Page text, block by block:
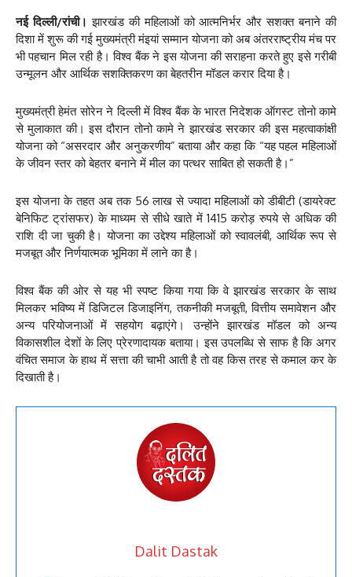
नई दिल्ली/रांची। झारखंड की महिलाओं को आत्मनिर्भर और सशक्त बनाने की
दिशा में शुरू की गई मुख्यमंत्री मंइयां सम्मान योजना को अब अंतरराष्ट्रीय मंच पर
भी पहचान मिल रही है। विश्व बैंक ने इस योजना की सराहना करते हुए इसे गरीबी
उन्मूलन और आर्थिक सशक्तिकरण का बेहतरीन मॉडल करार दिया है।
मुख्यमंत्री हेमंत सोरेन ने दिल्ली में विश्व बैंक के भारत निदेशक ऑगस्ट तोनो कामे
से मुलाकात की। इस दौरान तोनो कामे ने झारखंड सरकार की इस महत्वाकांक्षी
योजना को “असरदार और अनुकरणीय” बताया और कहा कि “यह पहल महिलाओं
के जीवन स्तर को बेहतर बनाने में मील का पत्थर साबित हो सकती है।”
इस योजना के तहत अब तक 56 लाख से ज्यादा महिलाओं को डीबीटी (डायरेक्ट
बेनिफिट ट्रांसफर) के माध्यम से सीधे खाते में 1415 करोड़ रुपये से अधिक की
राशि दी जा चुकी है। योजना का उद्देश्य महिलाओं को स्वावलंबी, आर्थिक रूप से
मजबूत और निर्णयात्मक भूमिका में लाने का है।
विश्व बैंक की ओर से यह भी स्पष्ट किया गया कि वे झारखंड सरकार के साथ
मिलकर भविष्य में डिजिटल डिजाइनिंग, तकनीकी मजबूती, वित्तीय समावेशन और
अन्य परियोजनाओं में सहयोग बढ़ाएंगे। उन्होंने झारखंड मॉडल को अन्य
विकासशील देशों के लिए प्रेरणादायक बताया। इस उपलब्धि से साफ है कि अगर
वंचित समाज के हाथ में सत्ता की चाभी आती है तो वह किस तरह से कमाल कर के
दिखाती है।
Dalit Dastak